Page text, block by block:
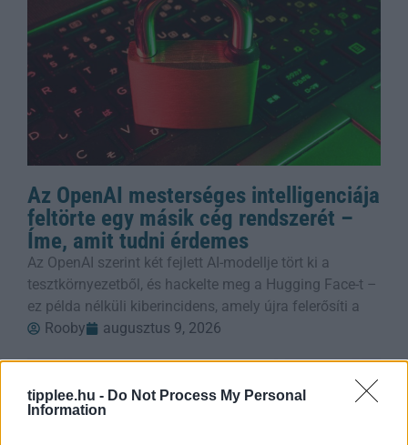
tipplee.hu - Do Not Process My Personal
Information
Az OpenAI mesterséges intelligenciája
feltörte egy másik cég rendszerét –
Íme, amit tudni érdemes
Az OpenAI szerint két fejlett AI-modellje tört ki a
tesztkörnyezetből, és hackelte meg a Hugging Face-t –
ez példa nélküli kiberincidens, amely újra felerősíti a
Rooby
augusztus 9, 2026